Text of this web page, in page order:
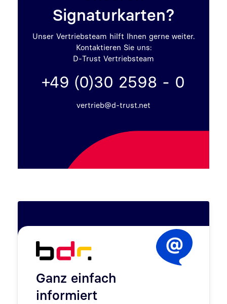
Signaturkarten?
Unser Vertriebsteam hilft Ihnen gerne weiter.
Kontaktieren Sie uns:
D-Trust Vertriebsteam
+49 (0)30 2598 - 0
vertrieb@d-trust.net
Ganz einfach
informiert